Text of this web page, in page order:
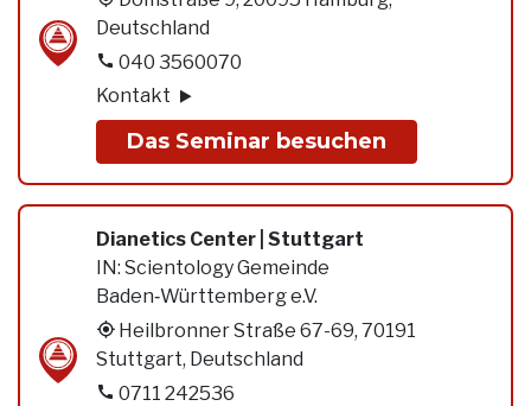
Deutschland
040 3560070
Kontakt
Das Seminar besuchen
Dianetics Center | Stuttgart
IN: Scientology Gemeinde
Baden‑Württemberg e.V.
Heilbronner Straße 67-69, 70191
Stuttgart, Deutschland
0711 242536